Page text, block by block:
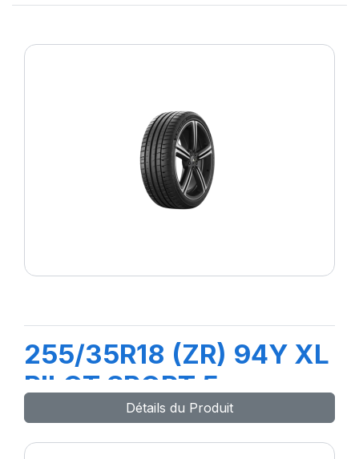
255/35R18 (ZR) 94Y XL
PILOT SPORT 5
Détails du Produit